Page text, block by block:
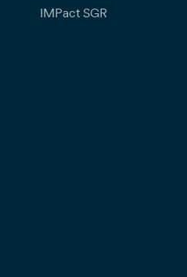
IMPact SGR